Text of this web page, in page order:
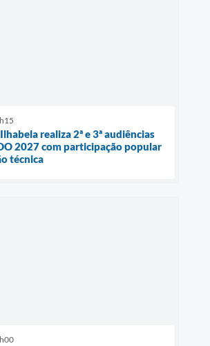
realiza 2ª e 3ª audiências
2027 com participação popular
técnica